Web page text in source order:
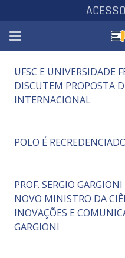
UFSC E UNIVERSIDADE
DISCUTEM PROPOSTA
INTERNACIONAL
POLO É
PROF. SERGIO
NOVO MINISTRO DA
INOVAÇÕES E
GARGIONI